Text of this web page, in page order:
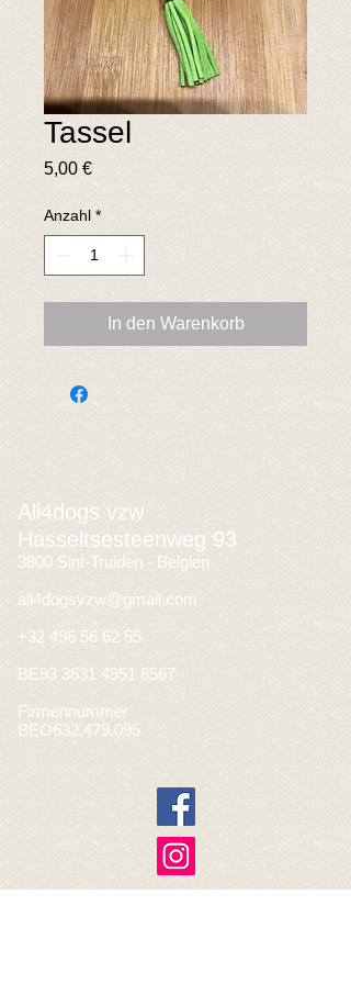
Tassel
5,00 €Preis
Anzahl *
In den Warenkorb
All4dogs vzw
Hasseltsesteenweg 93
3800 Sint-Truiden - Belgien
all4dogsvzw@gmail.com
+32 496 56 62 55
BE93 3631 4951 8567
Firmennummer
BEO632.479.095